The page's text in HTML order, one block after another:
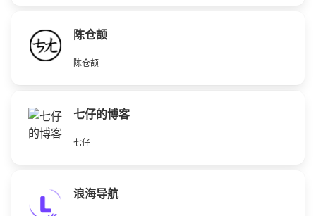
陈仓颉
陈仓颉
七仔的博客
七仔
浪海导航